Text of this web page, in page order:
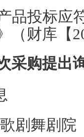
品投标应
（财库【
采购提出
国歌